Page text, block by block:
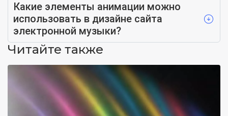
Какие элементы анимации можно
использовать в дизайне сайта
электронной музыки?
Читайте также